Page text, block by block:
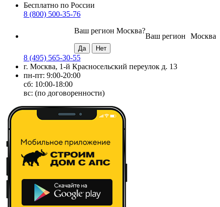
Бесплатно по России
8 (800) 500-35-76
Москва
Ваш регион
Ваш регион Москва?
8 (495) 565-30-55
г. Москва, 1-й Красносельский переулок д. 13
пн-пт: 9:00-20:00
сб: 10:00-18:00
вс: (по договоренности)